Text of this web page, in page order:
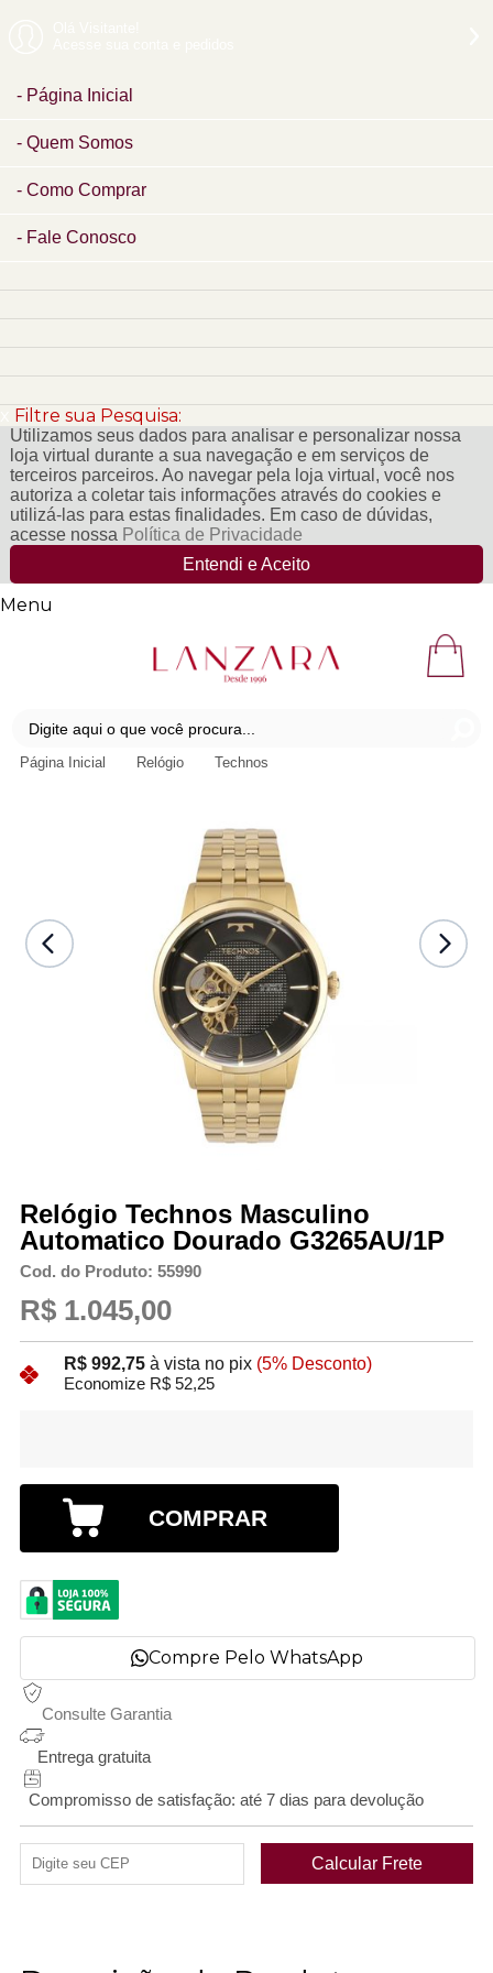
Página Inicial
Quem Somos
Como Comprar
Fale Conosco
Filtre sua Pesquisa:
Utilizamos seus dados para analisar e personalizar nossa
loja virtual durante a sua navegação e em serviços de
terceiros parceiros. Ao navegar pela loja virtual, você nos
autoriza a coletar tais informações através do cookies e
utilizá-las para estas finalidades. Em caso de dúvidas,
acesse nossa Política de Privacidade
Entendi e Aceito
Menu
Página Inicial Relógio Technos
Relógio Technos Masculino
Automatico Dourado G3265AU/1P
Cod. do Produto: 55990
R$ 1.045,00
R$ 992,75 à vista no pix (5% Desconto)
Economize R$ 52,25
COMPRAR
Compre Pelo WhatsApp
Consulte Garantia
Entrega gratuita
Compromisso de satisfação: até 7 dias para devolução